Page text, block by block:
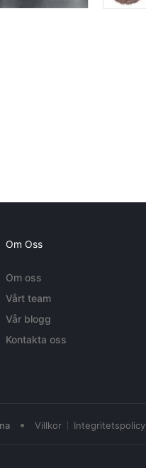
Om Oss
Om oss
Vårt team
Vår blogg
Kontakta oss
• Villkor Integritetspolicy